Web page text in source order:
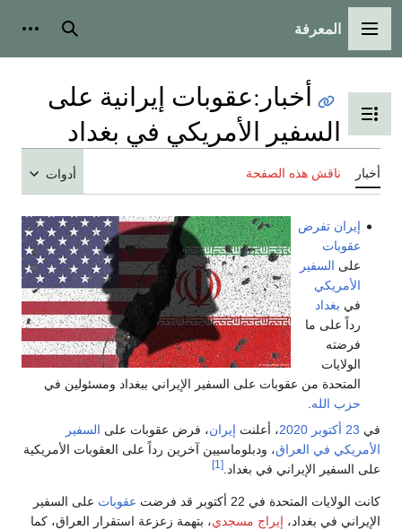
القائمة الرئيسية
المعرفة بحث
تبديل عرض جدول المحتويات
أخبار :عقوبات إيرانية على
السفير الأمريكي في بغداد
أخبار ناقش هذه الصفحة أدوات
إيران تفرض
عقوبات
على السفير
الأمريكي
في بغداد
رداً على ما
فرضته
الولايات
المتحدة من عقوبات على السفير الإيراني ببغداد ومسئولين في
حزب الله
في 23 أكتوبر 2020، أعلنت إيران، فرض عقوبات على السفير
الأمريكي في العراق، ودبلوماسيين آخرين رداً على العقوبات الأمريكية
على السفير الإيراني في بغداد. [1]
كانت الولايات المتحدة في 22 أكتوبر قد فرضت عقوبات على السفير
الإيراني في بغداد، إيراج مسجدي، بتهمة زعزعة استقرار العراق، كما